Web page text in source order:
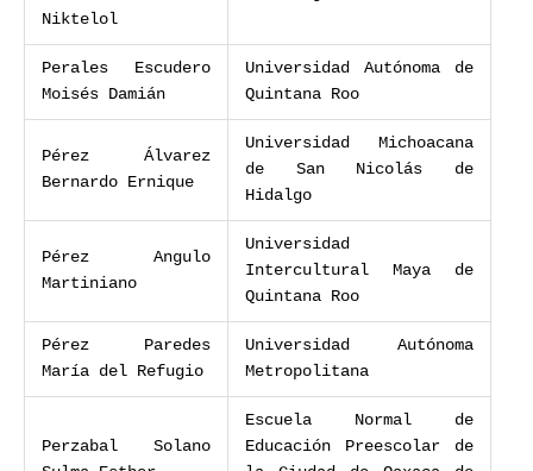
Niktelol
Perales Escudero
Moisés Damián
Universidad Autónoma de
Quintana Roo
Pérez Álvarez
Bernardo Ernique
Universidad Michoacana
de San Nicolás de
Hidalgo
Pérez Angulo
Martiniano
Universidad
Intercultural Maya de
Quintana Roo
Pérez Paredes
María del Refugio
Universidad Autónoma
Metropolitana
Perzabal Solano
Escuela Normal de
Educación Preescolar de